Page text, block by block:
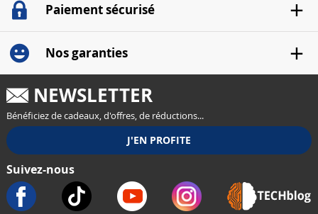
Paiement sécurisé
Nos garanties
NEWSLETTER
Bénéficiez de cadeaux, d'offres, de réductions...
Suivez-nous